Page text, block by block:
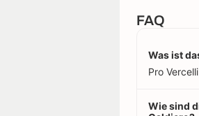
FAQ
Was ist
Pro
Wie sind